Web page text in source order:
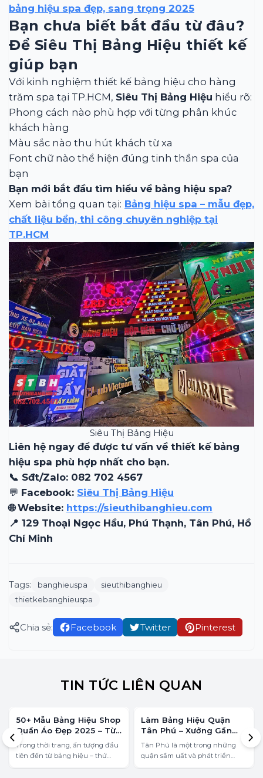
bảng hiệu spa đẹp, sang trọng 2025
Bạn chưa biết bắt đầu từ đâu?
Để Siêu Thị Bảng Hiệu thiết kế
giúp bạn
Với kinh nghiệm thiết kế bảng hiệu cho hàng
trăm spa tại TP.HCM, Siêu Thị Bảng Hiệu hiểu rõ:
Phong cách nào phù hợp với từng phân khúc
khách hàng
Màu sắc nào thu hút khách từ xa
Font chữ nào thể hiện đúng tinh thần spa của
bạn
Bạn mới bắt đầu tìm hiểu về bảng hiệu spa?
Xem bài tổng quan tại: Bảng hiệu spa – mẫu đẹp,
chất liệu bền, thi công chuyên nghiệp tại
TP.HCM
Siêu Thị Bảng Hiệu
Liên hệ ngay để được tư vấn về thiết kế bảng
hiệu spa phù hợp nhất cho bạn.
📞 Sđt/Zalo: 082 702 4567
💬 Facebook: Siêu Thị Bảng Hiệu
🌐 Website: https://sieuthibanghieu.com
📍 129 Thoại Ngọc Hầu, Phú Thạnh, Tân Phú, Hồ
Chí Minh
Tags: banghieuspa
sieuthibanghieu
thietkebanghieuspa
Chia sẻ: Facebook Twitter Pinterest
TIN TỨC LIÊN QUAN
50+ Mẫu Bảng Hiệu Shop
Quần Áo Đẹp 2025 – Từ
Basic Đến Luxury
Trong thời trang, ấn tượng đầu
tiên đến từ bảng hiệu – thứ
khách hàng nhìn thấy trước cả
Làm Bảng Hiệu Quận
Tân Phú – Xưởng Gần
Bạn, Gọi Là Có!
Tân Phú là một trong những
quận sầm uất và phát triển
mạnh về kinh doanh tại